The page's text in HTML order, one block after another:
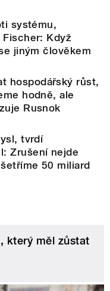
systému,
Když
jiným člověkem
hospodářský růst,
hodně, ale
Rusnok
tvrdí
Zrušení nejde
50 miliard
který měl zůstat